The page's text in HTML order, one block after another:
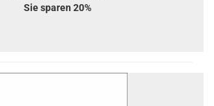
Sie sparen 20%